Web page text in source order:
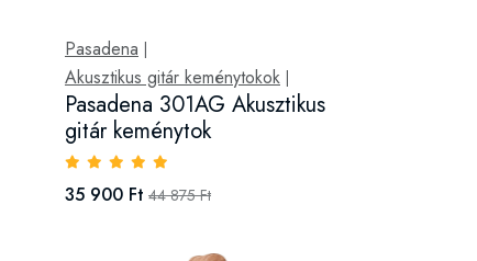
Pasadena
Akusztikus gitár keménytokok|
Pasadena 301AG Akusztikus
gitár keménytok
35 900 Ft 44 875 Ft